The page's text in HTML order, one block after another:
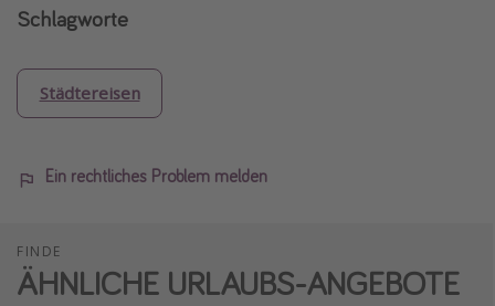
Schlagworte
Städtereisen
Ein rechtliches Problem melden
FINDE
ÄHNLICHE URLAUBS-ANGEBOTE